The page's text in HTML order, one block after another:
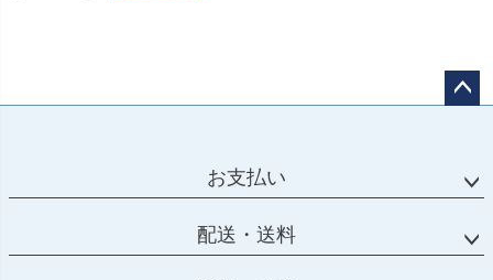
お支払い
配送・送料